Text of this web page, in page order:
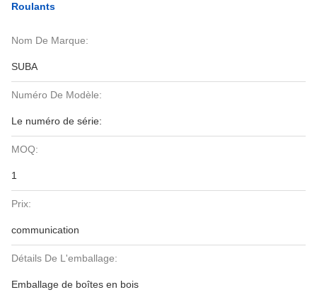
Roulants
Nom De Marque:
SUBA
Numéro De Modèle:
Le numéro de série:
MOQ:
1
Prix:
communication
Détails De L'emballage:
Emballage de boîtes en bois